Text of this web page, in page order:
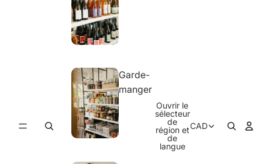
Garde-
manger
Ouvrir le
sélecteur
de
région et
de
langue
CAD